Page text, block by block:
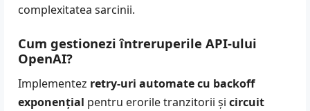
complexitatea sarcinii.
Cum gestionezi întreruperile API-ului
OpenAI?
Implementez retry-uri automate cu backoff
exponențial pentru erorile tranzitorii și circuit